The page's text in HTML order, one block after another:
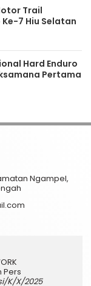
Trail
7 Hiu Selatan
Hard Enduro
Pertama
Ngampel,
Pers
K/X/2025